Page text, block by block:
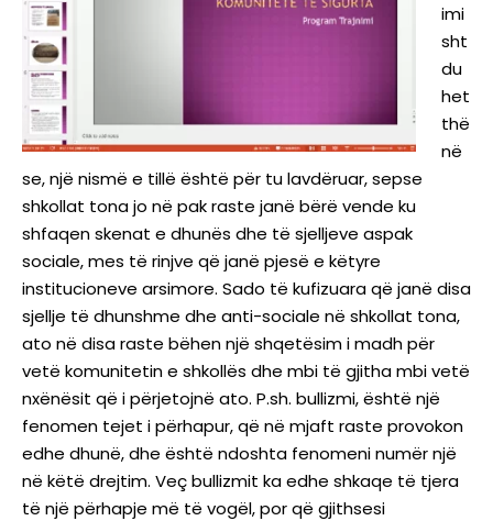
imi
sht
du
het
thë
në
se, një nismë e tillë është për tu lavdëruar, sepse
shkollat tona jo në pak raste janë bërë vende ku
shfaqen skenat e dhunës dhe të sjelljeve aspak
sociale, mes të rinjve që janë pjesë e këtyre
institucioneve arsimore. Sado të kufizuara që janë disa
sjellje të dhunshme dhe anti-sociale në shkollat tona,
ato në disa raste bëhen një shqetësim i madh për
vetë komunitetin e shkollës dhe mbi të gjitha mbi vetë
nxënësit që i përjetojnë ato. P.sh. bullizmi, është një
fenomen tejet i përhapur, që në mjaft raste provokon
edhe dhunë, dhe është ndoshta fenomeni numër një
në këtë drejtim. Veç bullizmit ka edhe shkaqe të tjera
të një përhapje më të vogël, por që gjithsesi